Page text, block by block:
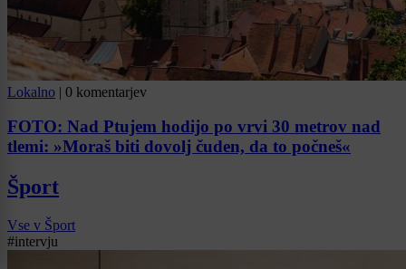
Lokalno | 0 komentarjev
FOTO: Nad Ptujem hodijo po vrvi 30 metrov nad
tlemi: »Moraš biti dovolj čuden, da to počneš«
Šport
Vse v Šport
#intervju